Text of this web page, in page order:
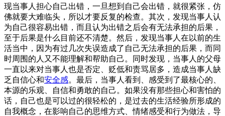
现当事人担心自己出错，一旦想到自己会出错，就很紧张，仿
佛就要大难临头，所以才要反复的检查。其次，发现当事人认
为自己很容易出错，而且认为出错之后会有无法承担的后果，
至于后果是什么目前还不清楚。然后，发现当事人在以前的生
活当中，因为有过几次失误造成了自己无法承担的后果，而同
时周围的人又不能理解和帮助自己。同时发现，当事人的父母
一直以来对当事人也是否定、贬低和责骂居多，造成当事人缺
乏自信心和安全感。最后，当事人看到、感受到了最核心的、
本源的乐观、自信和勇敢的自己。如果没有那些担心和害怕的
话，自己也是可以过的很轻松的，是过去的生活经验所形成的
自我概念，在影响自己的思维方式、情绪感受和行为做法，导